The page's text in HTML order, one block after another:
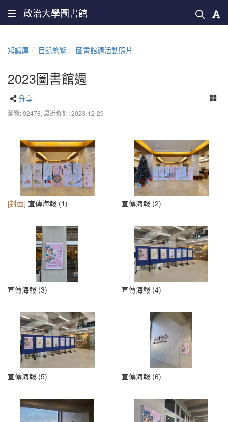
政治大學圖書館
知識庫 目錄總覽 圖書館週活動照片
2023圖書館週
分享
瀏覽: 92478, 最近修訂: 2023-12-29
[封面] 宣傳海報 (1) 宣傳海報 (2)
宣傳海報 (3) 宣傳海報 (4)
宣傳海報 (5) 宣傳海報 (6)